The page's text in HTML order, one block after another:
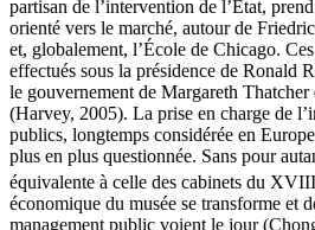
partisan de l’intervention de l’État,
orienté vers le marché, autour de
et, globalement, l’École de Chicago.
effectués sous la présidence de Ronald
le gouvernement de Margareth
(Harvey, 2005). La prise en charge de
publics, longtemps considérée en
plus en plus questionnée. Sans pour
équivalente à celle des cabinets du XVIII
économique du musée se transforme et
management public voient le jour